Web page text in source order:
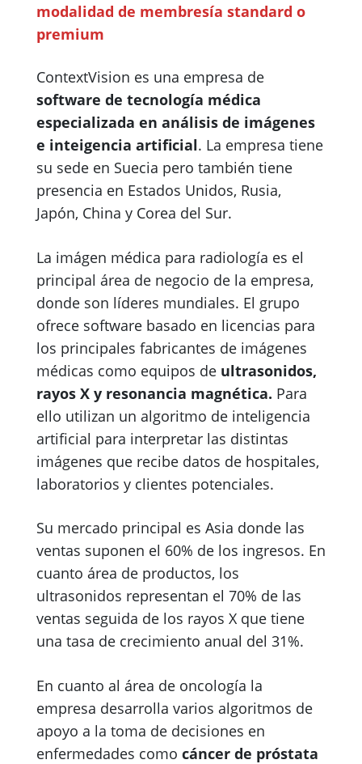
modalidad de membresía standard o
premium
ContextVision es una empresa de
software de tecnología médica
especializada en análisis de imágenes
e inteigencia artificial. La empresa tiene
su sede en Suecia pero también tiene
presencia en Estados Unidos, Rusia,
Japón, China y Corea del Sur.
La imágen médica para radiología es el
principal área de negocio de la empresa,
donde son líderes mundiales. El grupo
ofrece software basado en licencias para
los principales fabricantes de imágenes
médicas como equipos de ultrasonidos,
rayos X y resonancia magnética. Para
ello utilizan un algoritmo de inteligencia
artificial para interpretar las distintas
imágenes que recibe datos de hospitales,
laboratorios y clientes potenciales.
Su mercado principal es Asia donde las
ventas suponen el 60% de los ingresos. En
cuanto área de productos, los
ultrasonidos representan el 70% de las
ventas seguida de los rayos X que tiene
una tasa de crecimiento anual del 31%.
En cuanto al área de oncología la
empresa desarrolla varios algoritmos de
apoyo a la toma de decisiones en
enfermedades como cáncer de próstata